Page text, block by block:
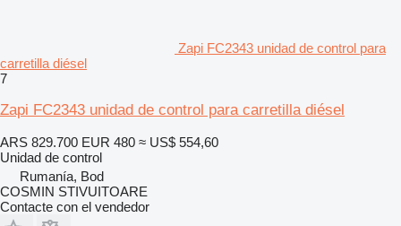
Zapi FC2343 unidad de control para
carretilla diésel
7
Zapi FC2343 unidad de control para carretilla diésel
ARS 829.700 EUR 480 ≈ US$ 554,60
Unidad de control
Rumanía, Bod
COSMIN STIVUITOARE
Contacte con el vendedor